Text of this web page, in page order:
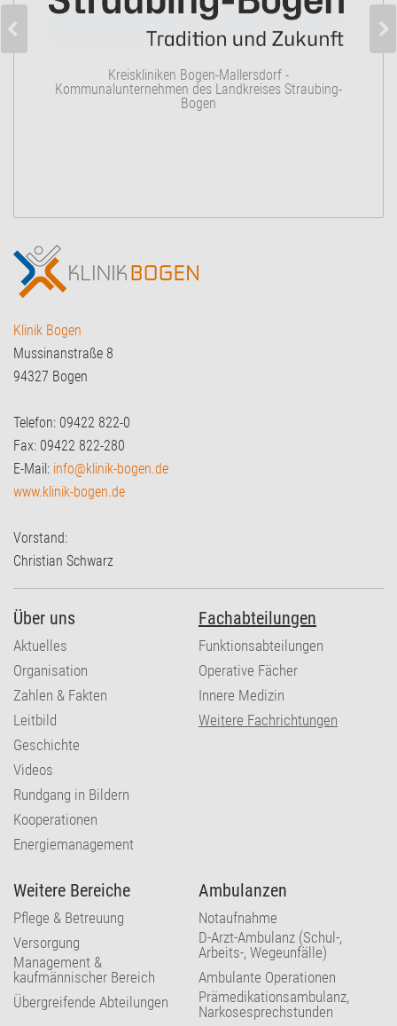
Kreiskliniken Bogen-Mallersdorf -
Kommunalunternehmen des Landkreises Straubing-
Bogen
Klinik Bogen
Mussinanstraße 8
94327 Bogen
Telefon: 09422 822-0
Fax: 09422 822-280
E-Mail: info@klinik-bogen.de
www.klinik-bogen.de
Vorstand:
Christian Schwarz
Über uns
Aktuelles
Organisation
Zahlen & Fakten
Leitbild
Geschichte
Videos
Rundgang in Bildern
Kooperationen
Energiemanagement
Fachabteilungen
Funktionsabteilungen
Operative Fächer
Innere Medizin
Weitere Fachrichtungen
Weitere Bereiche
Pflege & Betreuung
Versorgung
Management &
kaufmännischer Bereich
Übergreifende Abteilungen
Ambulanzen
Notaufnahme
D-Arzt-Ambulanz (Schul-,
Arbeits-, Wegeunfälle)
Ambulante Operationen
Prämedikationsambulanz,
Narkosesprechstunden